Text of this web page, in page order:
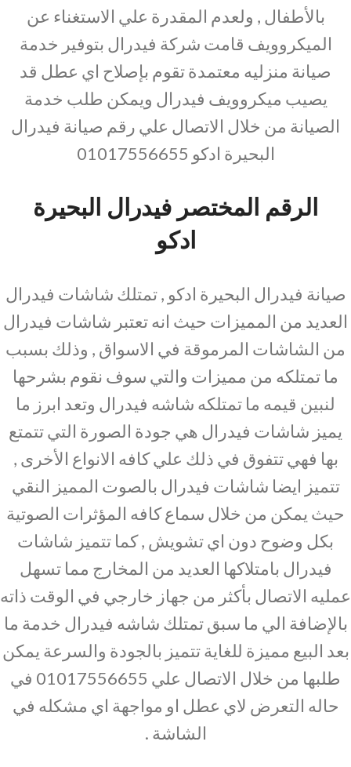
بالأطفال , ولعدم المقدرة علي الاستغناء عن
الميكروويف قامت شركة فيدرال بتوفير خدمة
صيانة منزليه معتمدة تقوم بإصلاح اي عطل قد
يصيب ميكروويف فيدرال ويمكن طلب خدمة
الصيانة من خلال الاتصال علي رقم صيانة فيدرال
البحيرة ادكو 01017556655
الرقم المختصر فيدرال البحيرة
ادكو
صيانة فيدرال البحيرة ادكو , تمتلك شاشات فيدرال
العديد من المميزات حيث انه تعتبر شاشات فيدرال
من الشاشات المرموقة في الاسواق , وذلك بسبب
ما تمتلكه من مميزات والتي سوف نقوم بشرحها
لنبين قيمه ما تمتلكه شاشه فيدرال وتعد ابرز ما
يميز شاشات فيدرال هي جودة الصورة التي تتمتع
بها فهي تتفوق في ذلك علي كافه الانواع الأخرى ,
تتميز ايضا شاشات فيدرال بالصوت المميز النقي
حيث يمكن من خلال سماع كافه المؤثرات الصوتية
بكل وضوح دون اي تشويش , كما تتميز شاشات
فيدرال بامتلاكها العديد من المخارج مما تسهل
عمليه الاتصال بأكثر من جهاز خارجي في الوقت ذاته
بالإضافة الي ما سبق تمتلك شاشه فيدرال خدمة ما
بعد البيع مميزة للغاية تتميز بالجودة والسرعة يمكن
طلبها من خلال الاتصال علي 01017556655 في
حاله التعرض لاي عطل او مواجهة اي مشكله في
الشاشة .